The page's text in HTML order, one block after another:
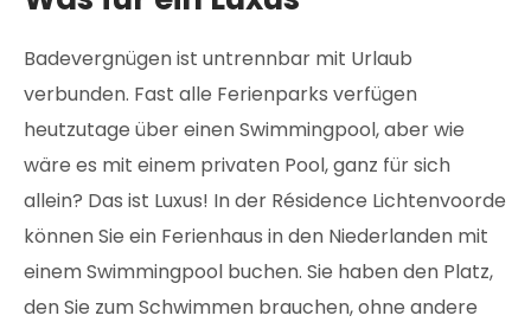
Badevergnügen ist untrennbar mit Urlaub
verbunden. Fast alle Ferienparks verfügen
heutzutage über einen Swimmingpool, aber wie
wäre es mit einem privaten Pool, ganz für sich
allein? Das ist Luxus! In der Résidence Lichtenvoorde
können Sie ein Ferienhaus in den Niederlanden mit
einem Swimmingpool buchen. Sie haben den Platz,
den Sie zum Schwimmen brauchen, ohne andere